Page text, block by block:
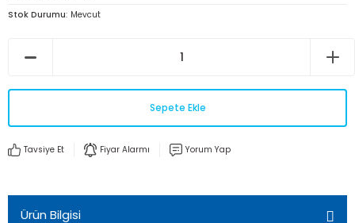
Stok Durumu Mevcut
Sepete Ekle
Tavsiye Et Fiyar Alarmı Yorum Yap
Ürün Bilgisi